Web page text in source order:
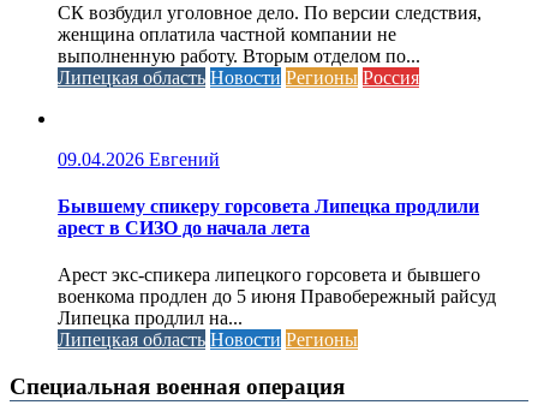
СК возбудил уголовное дело. По версии следствия,
женщина оплатила частной компании не
выполненную работу. Вторым отделом по...
Липецкая область Новости Регионы Россия
09.04.2026 Евгений
Бывшему спикеру горсовета Липецка продлили
арест в СИЗО до начала лета
Арест экс-спикера липецкого горсовета и бывшего
военкома продлен до 5 июня Правобережный райсуд
Липецка продлил на...
Липецкая область Новости Регионы
Специальная военная операция